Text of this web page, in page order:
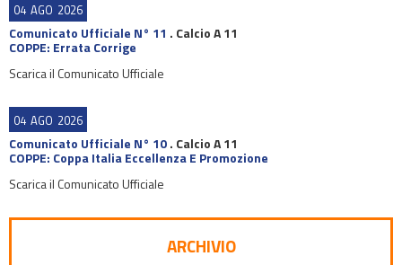
04 AGO 2026
Comunicato Ufficiale N° 11 . Calcio A 11
COPPE: Errata Corrige
Scarica il Comunicato Ufficiale
04 AGO 2026
Comunicato Ufficiale N° 10. Calcio A 11
COPPE: Coppa Italia Eccellenza E Promozione
Scarica il Comunicato Ufficiale
ARCHIVIO